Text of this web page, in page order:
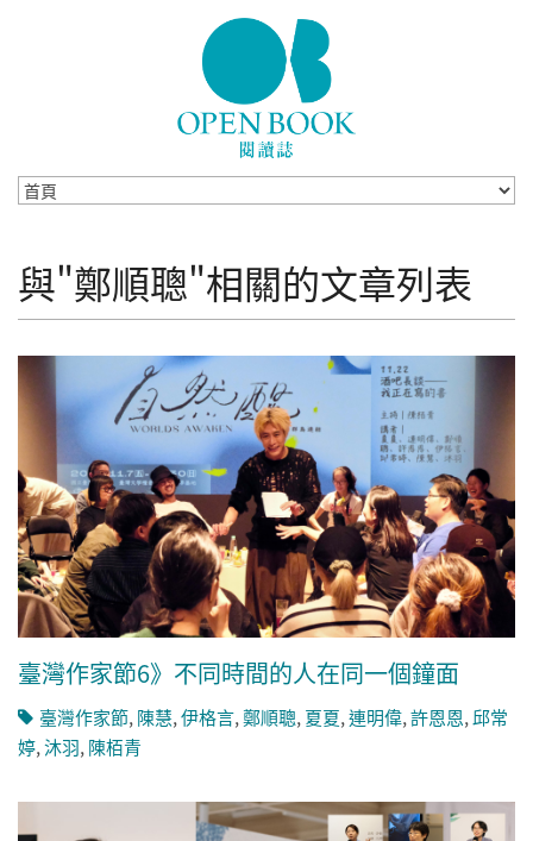
與"鄭順聰"相關的文章列表
臺灣作家節6》不同時間的人在同一個鐘面
臺灣作家節,陳慧,伊格言,鄭順聰,夏夏,連明偉,許恩恩,邱常
婷,沐羽,陳栢青